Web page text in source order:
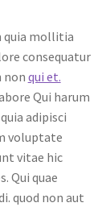
quia mollitia
consequatur
non qui et.
Qui harum
adipisci
voluptate
vitae hic
Qui quae
quod non aut